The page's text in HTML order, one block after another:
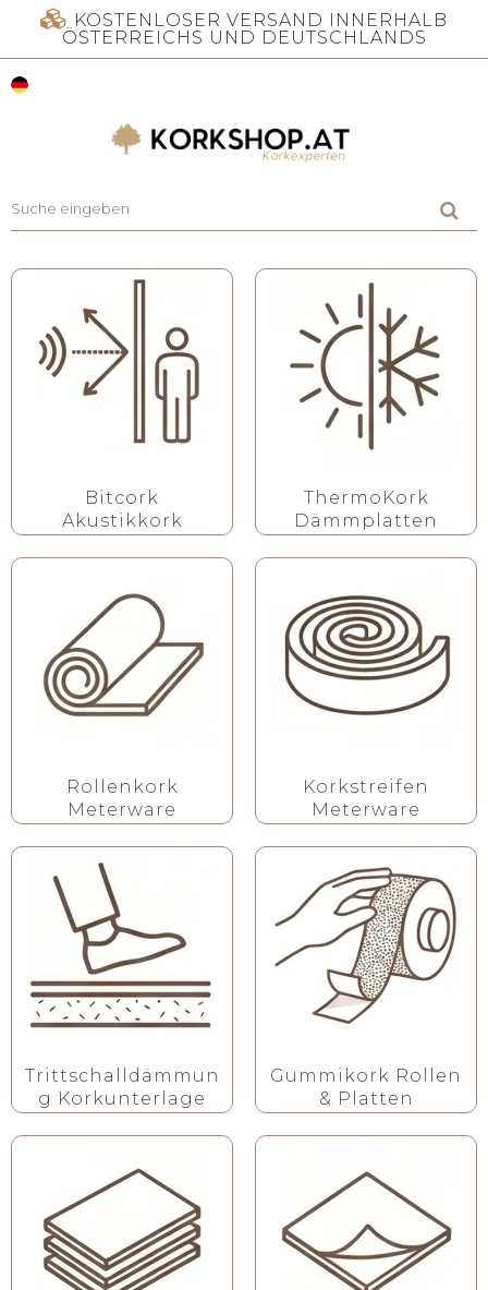
KOSTENLOSER VERSAND INNERHALB
ÖSTERREICHS UND DEUTSCHLANDS
Bitcork
Akustikkork
ThermoKork
Dämmplatten
Rollenkork
Meterware
Korkstreifen
Meterware
Trittschalldämmun
g Korkunterlage
Gummikork Rollen
& Platten